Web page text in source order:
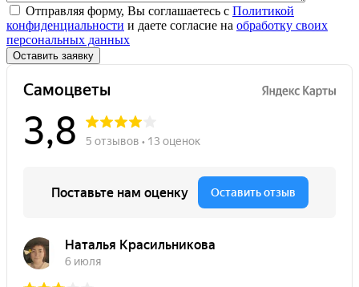
Отправляя форму, Вы соглашаетесь с Политикой
конфиденциальности и даете согласие на обработку своих
персональных данных